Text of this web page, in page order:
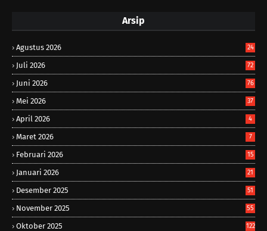
Arsip
Agustus 2026 24
Juli 2026 72
Juni 2026 76
Mei 2026 37
April 2026 4
Maret 2026 7
Februari 2026 15
Januari 2026 21
Desember 2025 51
November 2025 55
Oktober 2025 122